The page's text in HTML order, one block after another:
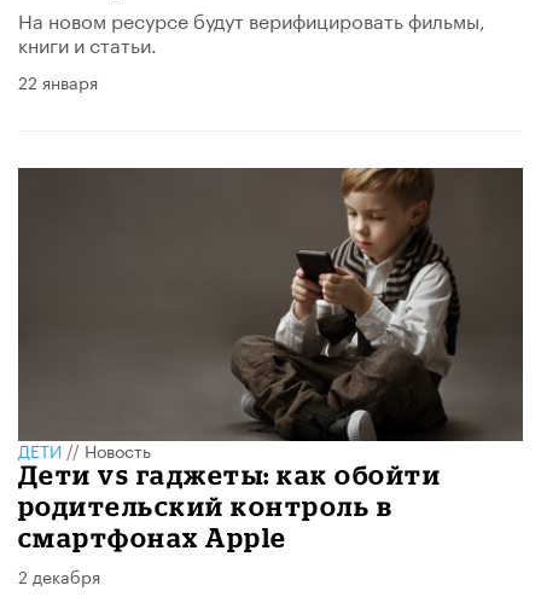
На новом ресурсе будут верифицировать фильмы,
книги и статьи.
22 января
ДЕТИ//Новость
Дети vs гаджеты: как обойти
родительский контроль в
смартфонах Apple
2 декабря